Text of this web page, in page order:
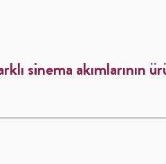
sinema akımlarının